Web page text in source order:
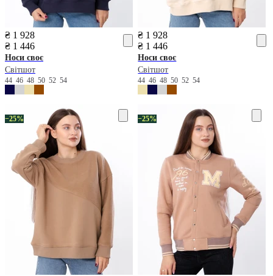
₴ 1 928
₴ 1 446
Носи своє
Світшот
44 46 48 50 52 54
₴ 1 928
₴ 1 446
Носи своє
Світшот
444648505254
−25% −25%